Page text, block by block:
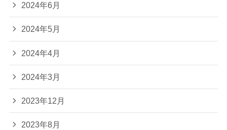
2024年6月
2024年5月
2024年4月
2024年3月
2023年12月
2023年8月